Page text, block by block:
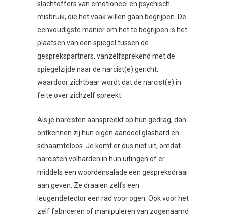
slachtoffers van emotioneel en psychisch
misbruik, die het vaak willen gaan begrijpen. De
eenvoudigste manier om het te begrijpen is het
plaatsen van een spiegel tussen de
gesprekspartners, vanzelfsprekend met de
spiegelzijde naar de narcist(e) gericht,
waardoor zichtbaar wordt dat de narcist(e) in
feite over zichzelf spreekt.
Als je narcisten aanspreekt op hun gedrag, dan
ontkennen zij hun eigen aandeel glashard en
schaamteloos. Je komt er dus niet uit, omdat
narcisten volharden in hun uitingen of er
middels een woordensalade een gespreksdraai
aan geven. Ze draaien zelfs een
leugendetector een rad voor ogen. Ook voor het
zelf fabriceren of manipuleren van zogenaamd